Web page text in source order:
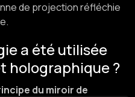
de projection réfléchie
a été utilisée
holographique ?
du miroir de